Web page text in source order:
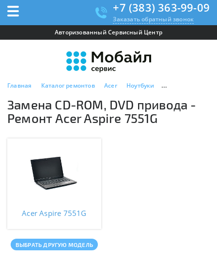
+7 (383) 363-99-09
Заказать обратный звонок
Авторизованный Сервисный Центр
Главная Каталог ремонтов Acer Ноутбуки Acer Aspire 7551G
Замена CD-ROM, DVD привода -
Ремонт Acer Aspire 7551G
Acer Aspire 7551G
ВЫБРАТЬ ДРУГУЮ МОДЕЛЬ